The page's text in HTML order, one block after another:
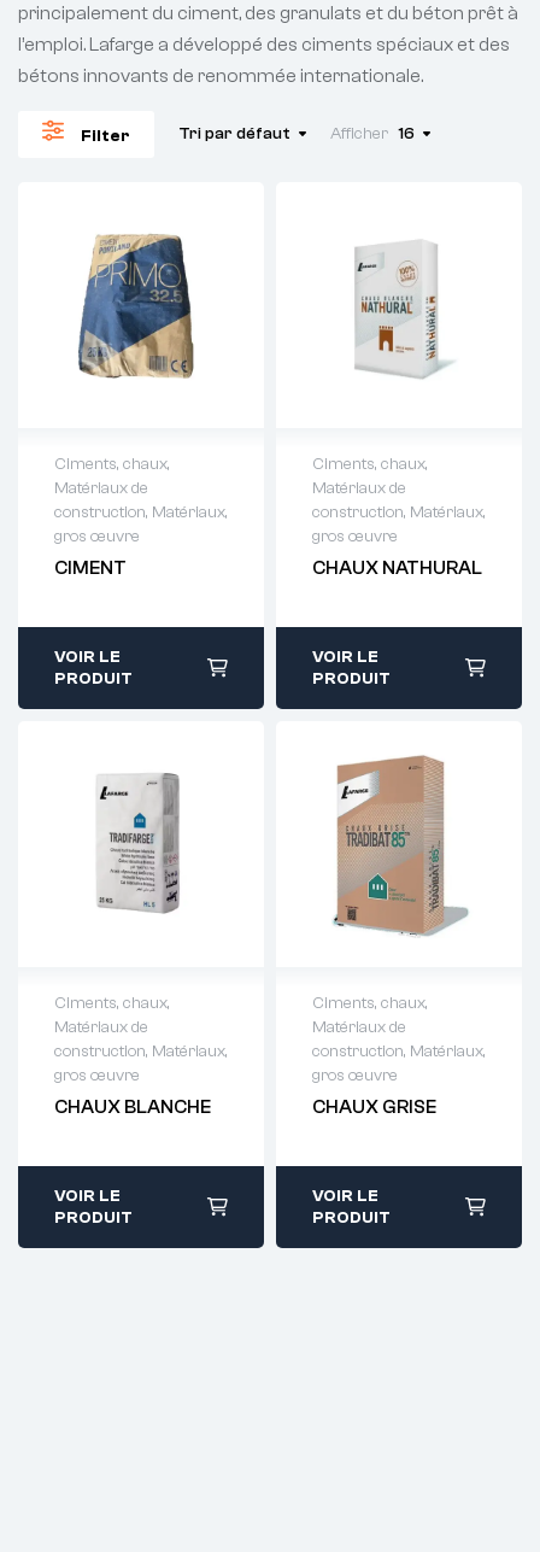
principalement du ciment, des granulats et du béton prêt à
l’emploi. Lafarge a développé des ciments spéciaux et des
bétons innovants de renommée internationale.
Filter Tri par défaut Afficher 16
Ciments, chaux,
Matériaux de
construction, Matériaux,
gros œuvre
CIMENT
Demande de
devis : 01 64 88
VOIR LE
PRODUIT
Ciments, chaux,
Matériaux de
construction, Matériaux,
gros œuvre
CHAUX NATHURAL
Demande de
devis : 01 64 88
VOIR LE
PRODUIT
Ciments, chaux,
Matériaux de
construction, Matériaux,
gros œuvre
CHAUX BLANCHE
Demande de
devis : 01 64 88
VOIR LE
PRODUIT
Ciments, chaux,
Matériaux de
construction, Matériaux,
gros œuvre
CHAUX GRISE
Demande de
devis : 01 64 88
VOIR LE
PRODUIT